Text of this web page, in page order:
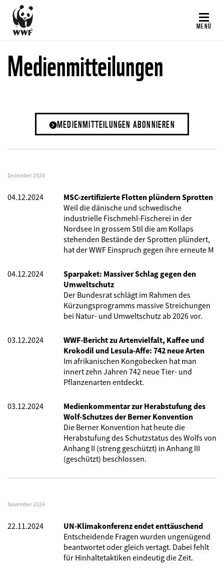
Direkt
zum
Inhalt
MENÜ
Medienmitteilungen
MEDIENMITTEILUNGEN ABONNIEREN
Dezember 2024
04.12.2024
MSC-zertifizierte Flotten plündern Sprotten
Weil die dänische und schwedische
industrielle Fischmehl-Fischerei in der
Nordsee in grossem Stil die am Kollaps
stehenden Bestände der Sprotten plündert,
hat der WWF Einspruch gegen ihre erneute M
04.12.2024
Sparpaket: Massiver Schlag gegen den
Umweltschutz
Der Bundesrat schlägt im Rahmen des
Kürzungsprogramms massive Streichungen
bei Natur- und Umweltschutz ab 2026 vor.
03.12.2024
WWF-Bericht zu Artenvielfalt, Kaffee und
Krokodil und Lesula-Affe: 742 neue Arten
Im afrikanischen Kongobecken hat man
innert zehn Jahren 742 neue Tier- und
Pflanzenarten entdeckt.
03.12.2024
Medienkommentar zur Herabstufung des
Wolf-Schutzes der Berner Konvention
Die Berner Konvention hat heute die
Herabstufung des Schutzstatus des Wolfs von
Anhang II (streng geschützt) in Anhang III
(geschützt) beschlossen.
November 2024
22.11.2024
UN-Klimakonferenz endet enttäuschend
Entscheidende Fragen wurden ungenügend
beantwortet oder gleich vertagt. Dabei fehlt
für Hinhaltetaktiken eindeutig die Zeit.